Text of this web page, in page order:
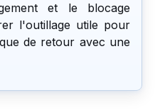
et le blocage
l'outillage utile pour
de retour avec une